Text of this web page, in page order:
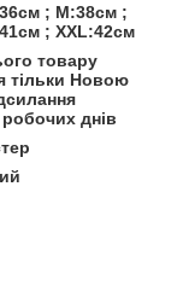
; M:38см ;
; XXL:42см
товару
тільки Новою
днів